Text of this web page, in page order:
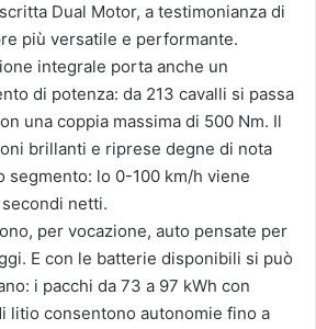
Dual Motor, a testimonianza di
più versatile e performante.
integrale porta anche un
di potenza: da 213 cavalli si passa
una coppia massima di 500 Nm. Il
brillanti e riprese degne di nota
segmento: lo 0-100 km/h viene
netti.
per vocazione, auto pensate per
E con le batterie disponibili si può
i pacchi da 73 a 97 kWh con
litio consentono autonomie fino a